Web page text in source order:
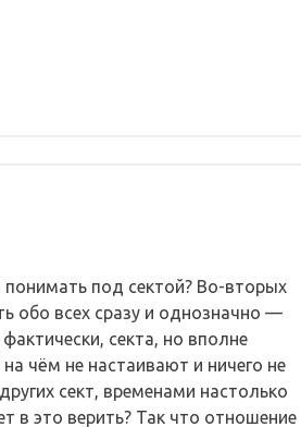
под сектой? Во-вторых
обо всех сразу и однозначно —
секта, но вполне
чём не настаивают и ничего не
сект, временами настолько
в это верить? Так что отношение